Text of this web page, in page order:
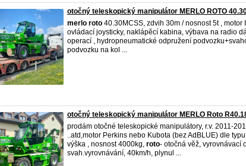
otočný teleskopický manipulátor MERLO ROTO
merlo roto 40.30MCSS, zdvih 30m / nosnost 5t , motor
ovládací joysticky, naklápěcí kabina, výbava na radio
operací , hydropneumatické odpružení
podvozku na kol ...
otočný teleskopický manipulátor MERLO Roto
prodám otočné teleskopické manipulátory, r.v. 2011-
..atd,motor Perkins nebo Kubota (bez AdBLUE) dle
výška , nosnost 4000kg, roto- otočná věž, vyrovnávací
svah.vyrovnávání, 40km/h, plynul ...